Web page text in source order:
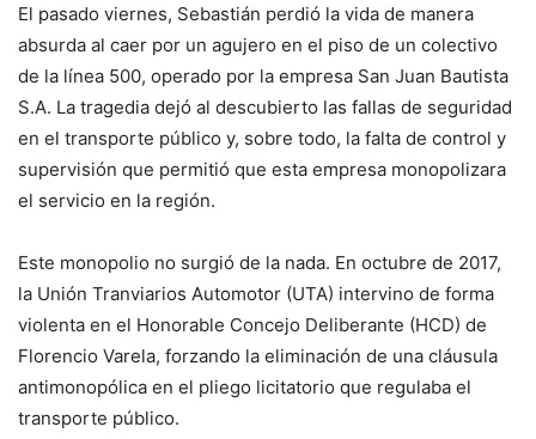
El pasado viernes, Sebastián perdió la vida de manera
absurda al caer por un agujero en el piso de un colectivo
de la línea 500, operado por la empresa San Juan Bautista
S.A. La tragedia dejó al descubierto las fallas de seguridad
en el transporte público y, sobre todo, la falta de control y
supervisión que permitió que esta empresa monopolizara
el servicio en la región.
Este monopolio no surgió de la nada. En octubre de 2017,
la Unión Tranviarios Automotor (UTA) intervino de forma
violenta en el Honorable Concejo Deliberante (HCD) de
Florencio Varela, forzando la eliminación de una cláusula
antimonopólica en el pliego licitatorio que regulaba el
transporte público.